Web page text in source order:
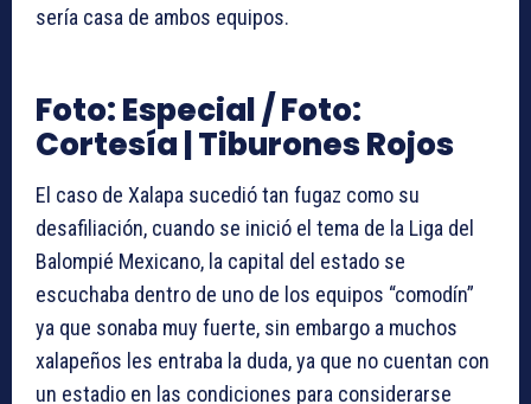
sería casa de ambos equipos.
Foto: Especial/ Foto:
Cortesía | Tiburones Rojos
El caso de Xalapa sucedió tan fugaz como su
desafiliación, cuando se inició el tema de la Liga del
Balompié Mexicano, la capital del estado se
escuchaba dentro de uno de los equipos “comodín”
ya que sonaba muy fuerte, sin embargo a muchos
xalapeños les entraba la duda, ya que no cuentan con
un estadio en las condiciones para considerarse